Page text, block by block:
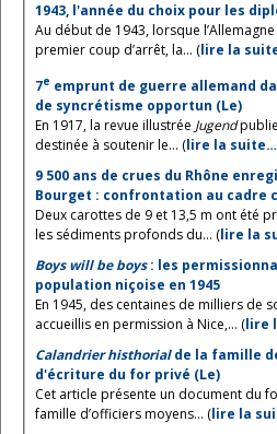
1943, l'année du choix pour les
Au début de 1943, lorsque
premier coup d’arrêt, la... (lire la
7e emprunt de guerre allemand
de syncrétisme opportun (Le)
En 1917, la revue illustrée Jugend
destinée à soutenir le... (lire la suite…
9 500 ans de crues du Rhône
Bourget : confrontation au cadre
Deux carottes de 9 et 13,5 m ont été
les sédiments profonds du... (lire la
Boys will be boys: les
population niçoise en 1945
En 1945, des centaines de milliers de
accueillis en permission à Nice,... (lire
Calandrier histhorialde la famille
d'écriture du for privé (Le)
Cet article présente un document du
famille d’officiers moyens... (lire la